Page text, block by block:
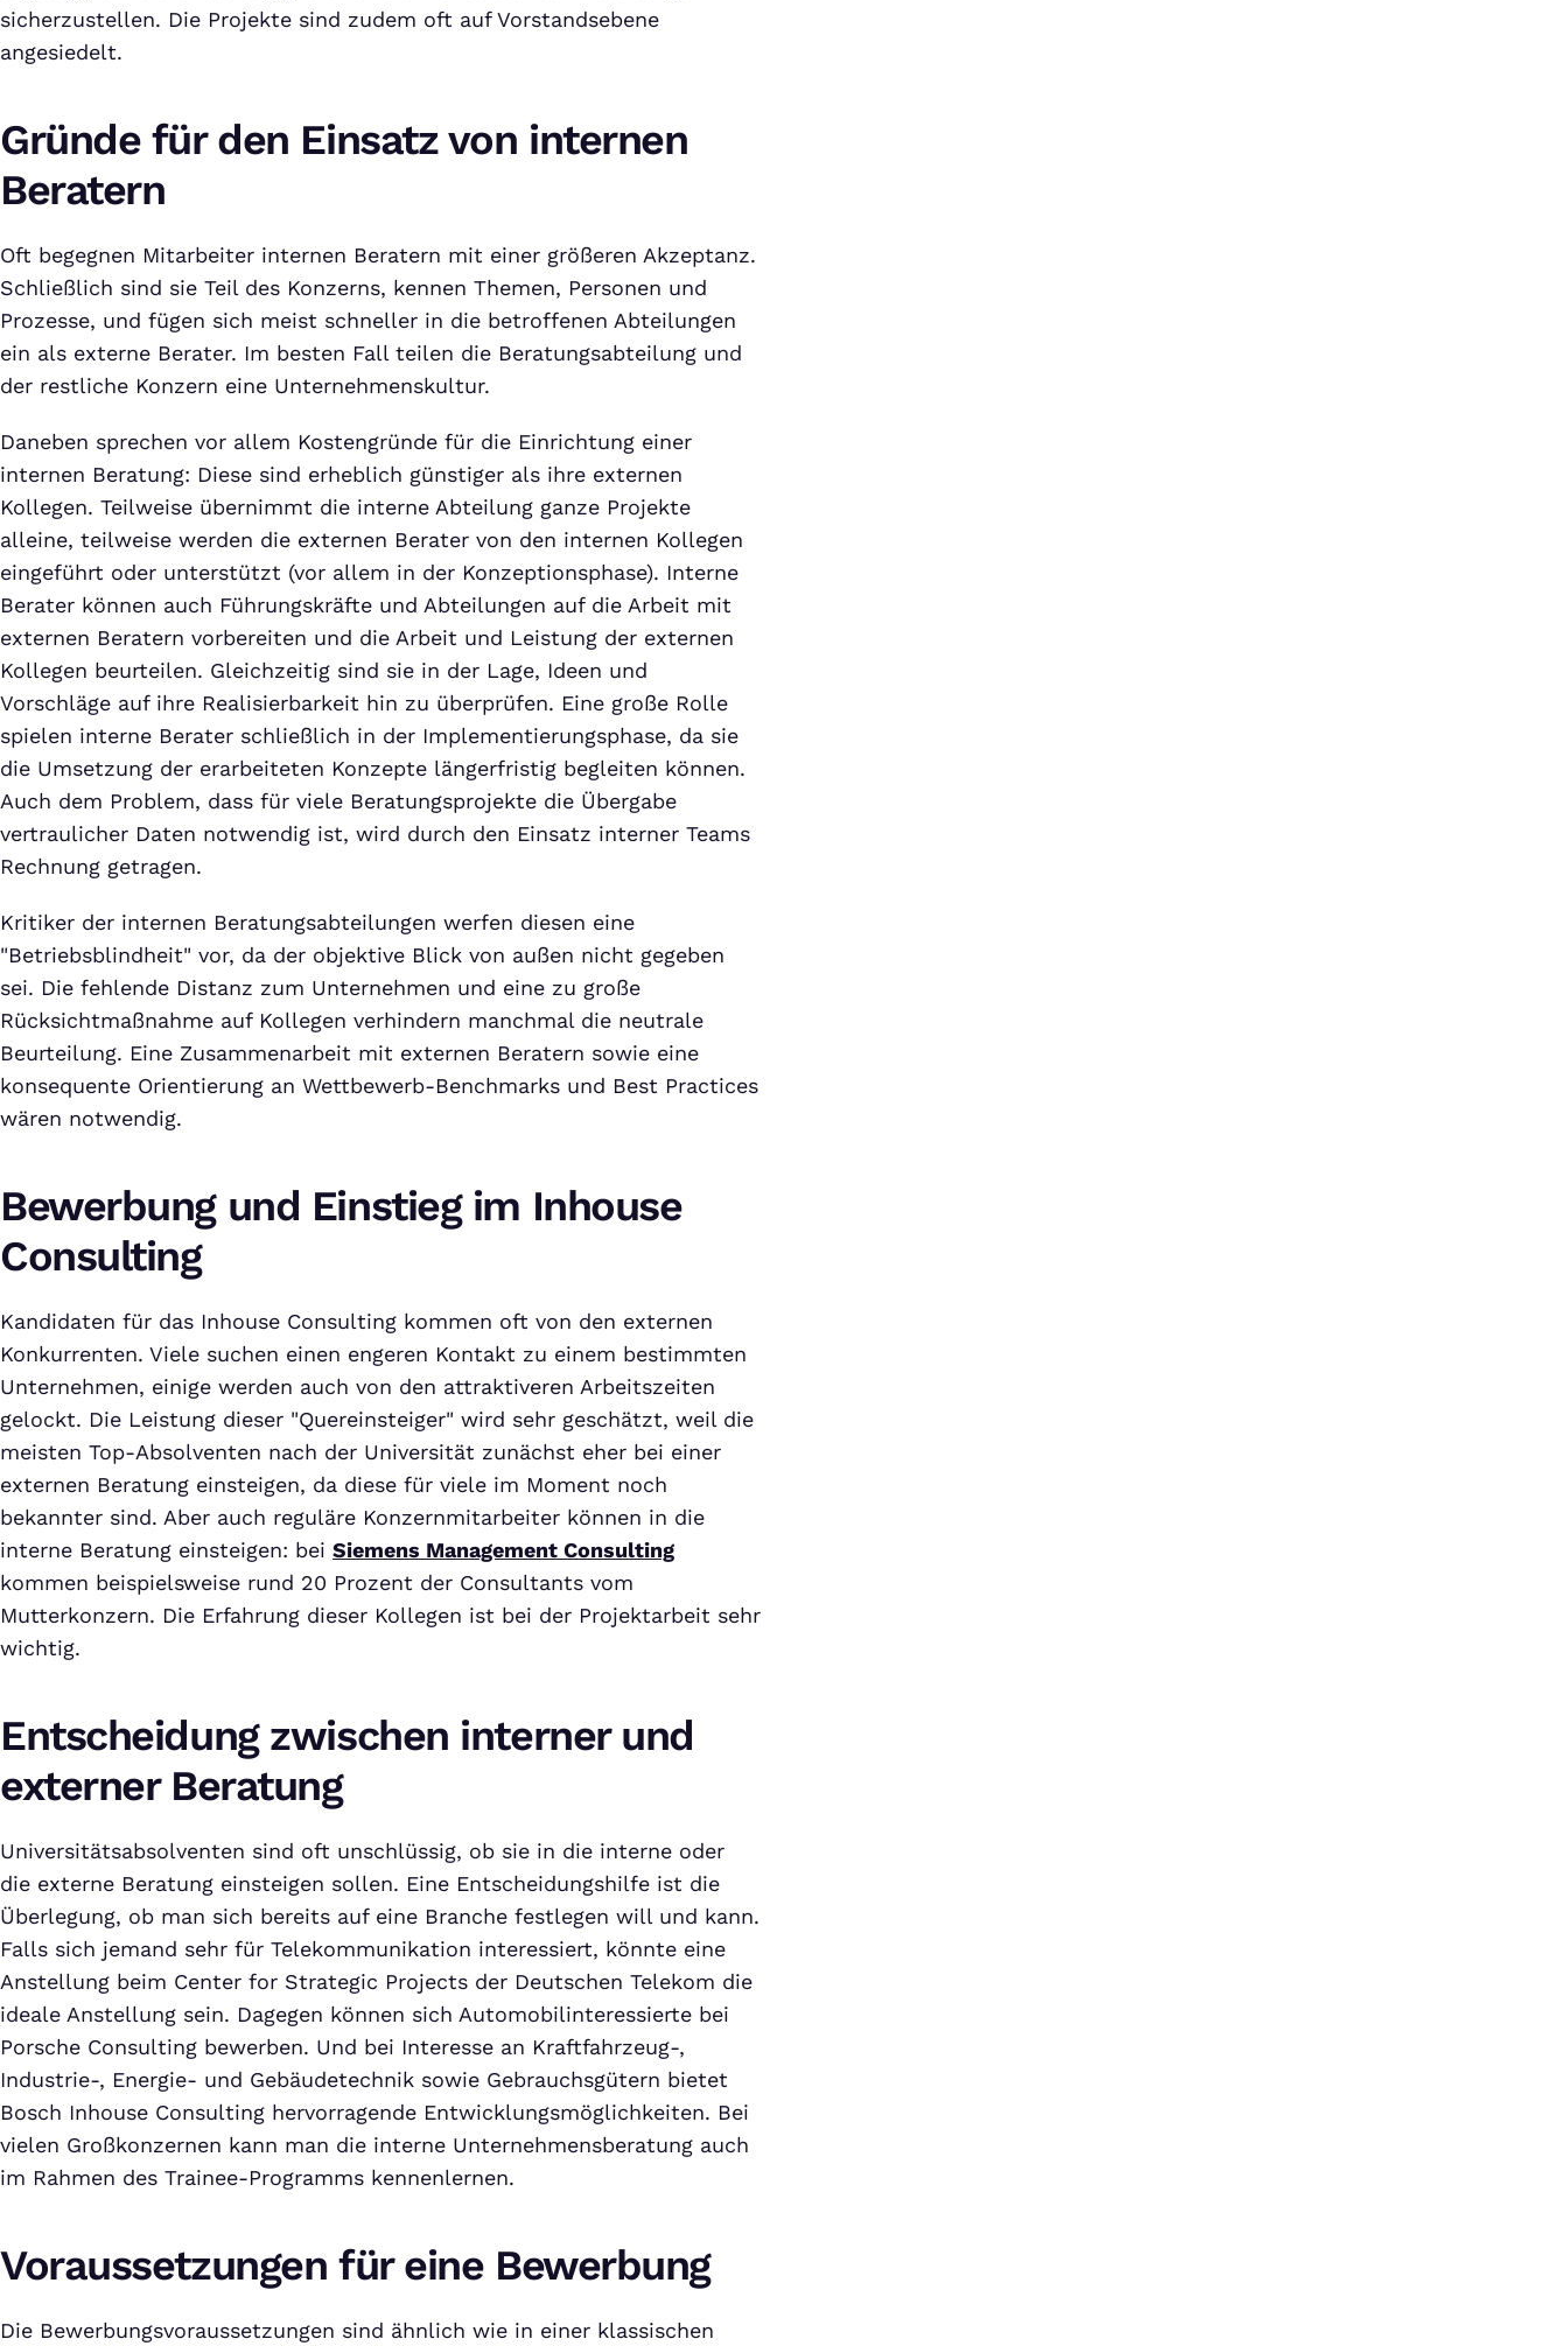
sicherzustellen. Die Projekte sind zudem oft auf Vorstandsebene
angesiedelt.
Gründe für den Einsatz von internen
Beratern
Oft begegnen Mitarbeiter internen Beratern mit einer größeren Akzeptanz.
Schließlich sind sie Teil des Konzerns, kennen Themen, Personen und
Prozesse, und fügen sich meist schneller in die betroffenen Abteilungen
ein als externe Berater. Im besten Fall teilen die Beratungsabteilung und
der restliche Konzern eine Unternehmenskultur.
Daneben sprechen vor allem Kostengründe für die Einrichtung einer
internen Beratung: Diese sind erheblich günstiger als ihre externen
Kollegen. Teilweise übernimmt die interne Abteilung ganze Projekte
alleine, teilweise werden die externen Berater von den internen Kollegen
eingeführt oder unterstützt (vor allem in der Konzeptionsphase). Interne
Berater können auch Führungskräfte und Abteilungen auf die Arbeit mit
externen Beratern vorbereiten und die Arbeit und Leistung der externen
Kollegen beurteilen. Gleichzeitig sind sie in der Lage, Ideen und
Vorschläge auf ihre Realisierbarkeit hin zu überprüfen. Eine große Rolle
spielen interne Berater schließlich in der Implementierungsphase, da sie
die Umsetzung der erarbeiteten Konzepte längerfristig begleiten können.
Auch dem Problem, dass für viele Beratungsprojekte die Übergabe
vertraulicher Daten notwendig ist, wird durch den Einsatz interner Teams
Rechnung getragen.
Kritiker der internen Beratungsabteilungen werfen diesen eine
"Betriebsblindheit" vor, da der objektive Blick von außen nicht gegeben
sei. Die fehlende Distanz zum Unternehmen und eine zu große
Rücksichtmaßnahme auf Kollegen verhindern manchmal die neutrale
Beurteilung. Eine Zusammenarbeit mit externen Beratern sowie eine
konsequente Orientierung an Wettbewerb-Benchmarks und Best Practices
wären notwendig.
Bewerbung und Einstieg im Inhouse
Consulting
Kandidaten für das Inhouse Consulting kommen oft von den externen
Konkurrenten. Viele suchen einen engeren Kontakt zu einem bestimmten
Unternehmen, einige werden auch von den attraktiveren Arbeitszeiten
gelockt. Die Leistung dieser "Quereinsteiger" wird sehr geschätzt, weil die
meisten Top-Absolventen nach der Universität zunächst eher bei einer
externen Beratung einsteigen, da diese für viele im Moment noch
bekannter sind. Aber auch reguläre Konzernmitarbeiter können in die
interne Beratung einsteigen: bei Siemens Management Consulting
kommen beispielsweise rund 20 Prozent der Consultants vom
Mutterkonzern. Die Erfahrung dieser Kollegen ist bei der Projektarbeit sehr
wichtig.
Entscheidung zwischen interner und
externer Beratung
Universitätsabsolventen sind oft unschlüssig, ob sie in die interne oder
die externe Beratung einsteigen sollen. Eine Entscheidungshilfe ist die
Überlegung, ob man sich bereits auf eine Branche festlegen will und kann.
Falls sich jemand sehr für Telekommunikation interessiert, könnte eine
Anstellung beim Center for Strategic Projects der Deutschen Telekom die
ideale Anstellung sein. Dagegen können sich Automobilinteressierte bei
Porsche Consulting bewerben. Und bei Interesse an Kraftfahrzeug-,
Industrie-, Energie- und Gebäudetechnik sowie Gebrauchsgütern bietet
Bosch Inhouse Consulting hervorragende Entwicklungsmöglichkeiten. Bei
vielen Großkonzernen kann man die interne Unternehmensberatung auch
im Rahmen des Trainee-Programms kennenlernen.
Voraussetzungen für eine Bewerbung
Die Bewerbungsvoraussetzungen sind ähnlich wie in einer klassischen